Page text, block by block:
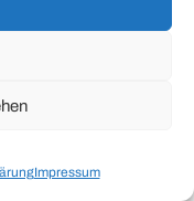
Impressum